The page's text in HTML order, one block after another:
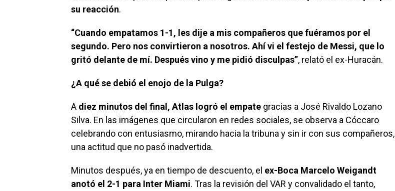
su reacción.
“Cuando empatamos 1-1, les dije a mis compañeros que fuéramos por el
segundo. Pero nos convirtieron a nosotros. Ahí vi el festejo de Messi, que lo
gritó delante de mí. Después vino y me pidió disculpas”, relató el ex-Huracán.
¿A qué se debió el enojo de la Pulga?
A diez minutos del final, Atlas logró el empate gracias a José Rivaldo Lozano
Silva. En las imágenes que circularon en redes sociales, se observa a Cóccaro
celebrando con entusiasmo, mirando hacia la tribuna y sin ir con sus compañeros,
una actitud que no pasó inadvertida.
Minutos después, ya en tiempo de descuento, el ex-Boca Marcelo Weigandt
anotó el 2-1 para Inter Miami. Tras la revisión del VAR y convalidado el tanto,